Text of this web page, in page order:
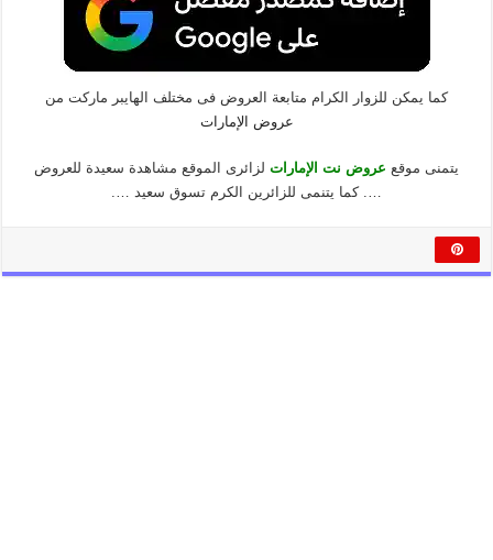
كما يمكن للزوار الكرام متابعة العروض فى مختلف الهايبر ماركت من
عروض الإمارات
يتمنى موقع عروض نت الإماراتلزائرى الموقع مشاهدة سعيدة للعروض
…. كما يتنمى للزائرين الكرم تسوق سعيد ….